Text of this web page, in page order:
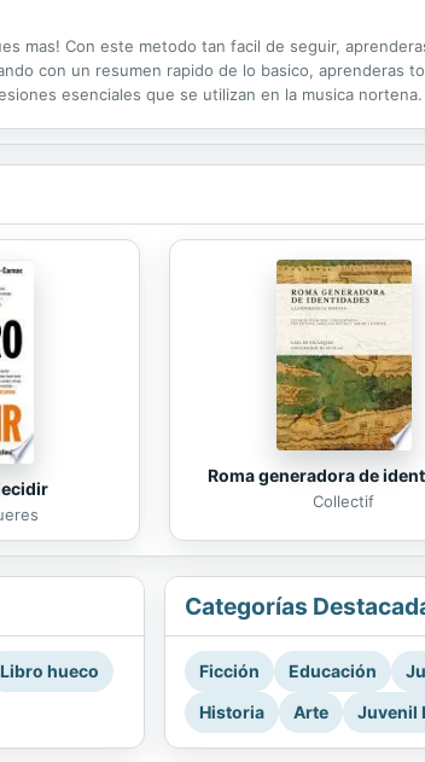
mas! Con este metodo tan facil de seguir,
con un resumen rapido de lo basico, aprenderas
esenciales que se utilizan en la musica
Roma generadora de
Collectif
Libro hueco
Categorías
Ficción Educación
Historia
Arte Juvenil